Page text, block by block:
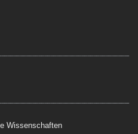
Wissenschaften